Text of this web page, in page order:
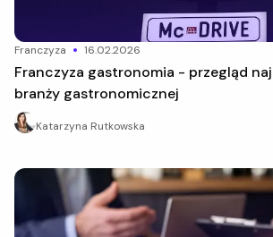
franczyza 16.02.2026
Franczyza gastronomia - przegląd najlepszych ofert w
branży gastronomicznej
Katarzyna Rutkowska